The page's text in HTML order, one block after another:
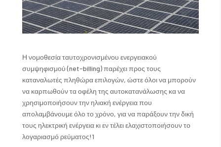
Η νομοθεσία ταυτοχρονισμένου ενεργειακού
συμψηφισμού (net-billing) παρέχει προς τους
καταναλωτές πληθώρα επιλογών, ώστε όλοι να μπορούν
να καρπωθούν τα οφέλη της αυτοκατανάλωσης κα να
χρησιμοποιήσουν την ηλιακή ενέργεια που
απολαμβάνουμε όλο το χρόνο, για να παράξουν την δική
τους ηλεκτρική ενέργεια κι εν τέλει ελαχιστοποιήσουν το
λογαριασμό ρεύματος!1